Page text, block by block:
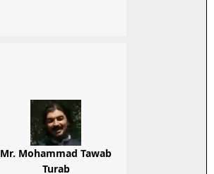
Mr. Mohammad Tawab
Turab